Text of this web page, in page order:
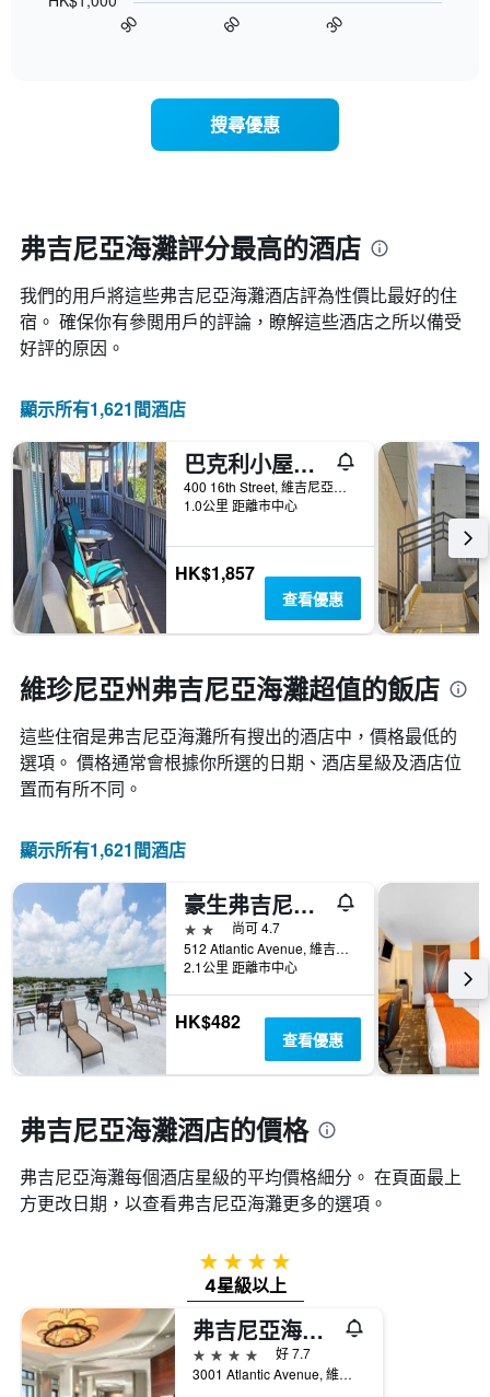
具
有
1
條
Y
軸，
過
三
天
內
找
到
的
今
晚
房
間
均
價
X
顯
示
按
星
類
飯
店
類
別。
此
圖
表
具
有
Y
軸，
顯
示
過
去
內
的
本
週
末
房
間
平
價
圖
近，
房
的
變
化
情
此
圖
表
有
1
個
X
軸，
顯
示
距
離
訂
日
的
天
數
此
表
具
有
1Y
軸，
顯
示
房
間
平
90 60 30
搜尋優惠
弗吉尼亞海灘評分最高的酒店
我們的用戶將這些弗吉尼亞海灘酒店評為性價比最好的住
宿。 確保你有參閲用戶的評論，瞭解這些酒店之所以備受
好評的原因。
顯示所有1,621間酒店
巴克利小屋民宿 - 維吉尼亞海灘
400 16th Street, 維吉尼亞海灘, VA, 美國
1.0公里 距離市中心
HK$1,857
查看優惠
維珍尼亞州弗吉尼亞海灘超值的飯店
這些住宿是弗吉尼亞海灘所有搜出的酒店中，價格最低的
選項。 價格通常會根據你所選的日期、酒店星級及酒店位
置而有所不同。
顯示所有1,621間酒店
豪生弗吉尼亞海灘酒店
2星級
尚可 4.7
512 Atlantic Avenue, 維吉尼亞海灘, VA, 美國
2.1公里 距離市中心
HK$482
查看優惠
弗吉尼亞海灘酒店的價格
弗吉尼亞海灘​每個酒店星級的平均價格細分。 在頁面最上
方更改日期，以查看弗吉尼亞海灘​更多的選項。
4星級
4星級以上
弗吉尼亞海灘海濱希爾頓酒店
4星級
好 7.7
3001 Atlantic Avenue, 維吉尼亞海灘, VA, 美國